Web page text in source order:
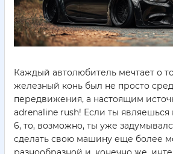
Каждый автолюбитель мечтает о
железный конь был не просто
передвижения, а настоящим
adrenaline rush! Если ты являешься
6, то, возможно, ты уже
сделать свою машину еще более